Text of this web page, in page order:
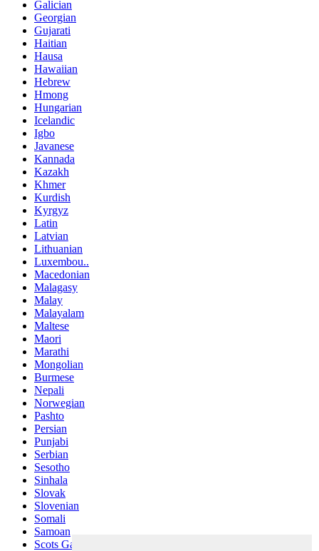
Galician
Georgian
Gujarati
Haitian
Hausa
Hawaiian
Hebrew
Hmong
Hungarian
Icelandic
Igbo
Javanese
Kannada
Kazakh
Khmer
Kurdish
Kyrgyz
Latin
Latvian
Lithuanian
Luxembou..
Macedonian
Malagasy
Malay
Malayalam
Maltese
Maori
Marathi
Mongolian
Burmese
Nepali
Norwegian
Pashto
Persian
Punjabi
Serbian
Sesotho
Sinhala
Slovak
Slovenian
Somali
Samoan
Scots Gaelic